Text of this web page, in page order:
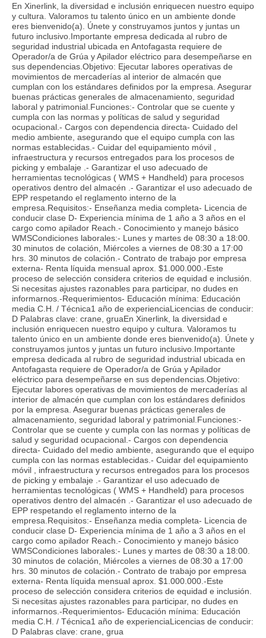
En Xinerlink, la diversidad e inclusión enriquecen nuestro equipo
y cultura. Valoramos tu talento único en un ambiente donde
eres bienvenido(a). Únete y construyamos juntos y juntas un
futuro inclusivo.Importante empresa dedicada al rubro de
seguridad industrial ubicada en Antofagasta requiere de
Operador/a de Grúa y Apilador eléctrico para desempeñarse en
sus dependencias.Objetivo: Ejecutar labores operativas de
movimientos de mercaderías al interior de almacén que
cumplan con los estándares definidos por la empresa. Asegurar
buenas prácticas generales de almacenamiento, seguridad
laboral y patrimonial.Funciones:- Controlar que se cuente y
cumpla con las normas y políticas de salud y seguridad
ocupacional.- Cargos con dependencia directa- Cuidado del
medio ambiente, asegurando que el equipo cumpla con las
normas establecidas.- Cuidar del equipamiento móvil ,
infraestructura y recursos entregados para los procesos de
picking y embalaje .- Garantizar el uso adecuado de
herramientas tecnológicas ( WMS + Handheld) para procesos
operativos dentro del almacén .- Garantizar el uso adecuado de
EPP respetando el reglamento interno de la
empresa.Requisitos:- Enseñanza media completa- Licencia de
conducir clase D- Experiencia mínima de 1 año a 3 años en el
cargo como apilador Reach.- Conocimiento y manejo básico
WMSCondiciones laborales:- Lunes y martes de 08:30 a 18:00.
30 minutos de colación, Miércoles a viernes de 08:30 a 17:00
hrs. 30 minutos de colación.- Contrato de trabajo por empresa
externa- Renta líquida mensual aprox. $1.000.000.-Este
proceso de selección considera criterios de equidad e inclusión.
Si necesitas ajustes razonables para participar, no dudes en
informarnos.-Requerimientos- Educación mínima: Educación
media C.H. / Técnica1 año de experienciaLicencias de conducir:
D Palabras clave: crane, gruaEn Xinerlink, la diversidad e
inclusión enriquecen nuestro equipo y cultura. Valoramos tu
talento único en un ambiente donde eres bienvenido(a). Únete y
construyamos juntos y juntas un futuro inclusivo.Importante
empresa dedicada al rubro de seguridad industrial ubicada en
Antofagasta requiere de Operador/a de Grúa y Apilador
eléctrico para desempeñarse en sus dependencias.Objetivo:
Ejecutar labores operativas de movimientos de mercaderías al
interior de almacén que cumplan con los estándares definidos
por la empresa. Asegurar buenas prácticas generales de
almacenamiento, seguridad laboral y patrimonial.Funciones:-
Controlar que se cuente y cumpla con las normas y políticas de
salud y seguridad ocupacional.- Cargos con dependencia
directa- Cuidado del medio ambiente, asegurando que el equipo
cumpla con las normas establecidas.- Cuidar del equipamiento
móvil , infraestructura y recursos entregados para los procesos
de picking y embalaje .- Garantizar el uso adecuado de
herramientas tecnológicas ( WMS + Handheld) para procesos
operativos dentro del almacén .- Garantizar el uso adecuado de
EPP respetando el reglamento interno de la
empresa.Requisitos:- Enseñanza media completa- Licencia de
conducir clase D- Experiencia mínima de 1 año a 3 años en el
cargo como apilador Reach.- Conocimiento y manejo básico
WMSCondiciones laborales:- Lunes y martes de 08:30 a 18:00.
30 minutos de colación, Miércoles a viernes de 08:30 a 17:00
hrs. 30 minutos de colación.- Contrato de trabajo por empresa
externa- Renta líquida mensual aprox. $1.000.000.-Este
proceso de selección considera criterios de equidad e inclusión.
Si necesitas ajustes razonables para participar, no dudes en
informarnos.-Requerimientos- Educación mínima: Educación
media C.H. / Técnica1 año de experienciaLicencias de conducir:
D Palabras clave: crane, grua